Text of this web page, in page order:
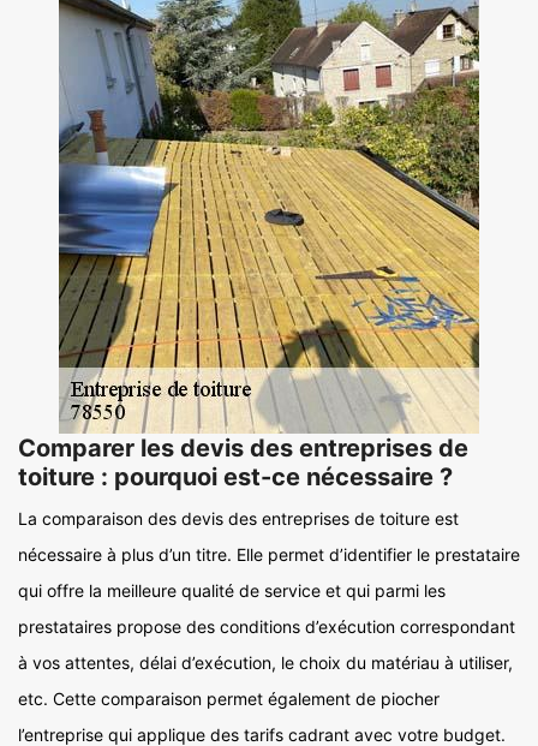
Comparer les devis des entreprises de
toiture : pourquoi est-ce nécessaire ?
La comparaison des devis des entreprises de toiture est
nécessaire à plus d’un titre. Elle permet d’identifier le prestataire
qui offre la meilleure qualité de service et qui parmi les
prestataires propose des conditions d’exécution correspondant
à vos attentes, délai d’exécution, le choix du matériau à utiliser,
etc. Cette comparaison permet également de piocher
l’entreprise qui applique des tarifs cadrant avec votre budget.